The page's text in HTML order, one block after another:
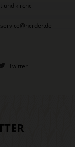
und kirche
Twitter